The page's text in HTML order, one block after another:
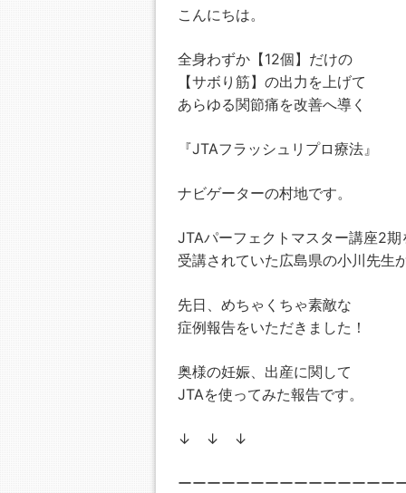
こんにちは。
全身わずか【12個】だけの
【サボり筋】の出力を上げて
あらゆる関節痛を改善へ導く
『JTAフラッシュリプロ療法』
ナビゲーターの村地です。
JTAパーフェクトマスター講座2期
受講されていた広島県の小川先生か
先日、めちゃくちゃ素敵な
症例報告をいただきました！
奥様の妊娠、出産に関して
JTAを使ってみた報告です。
↓ ↓ ↓
ーーーーーーーーーーーーーーー